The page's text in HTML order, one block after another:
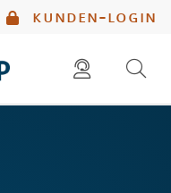
kunden-login